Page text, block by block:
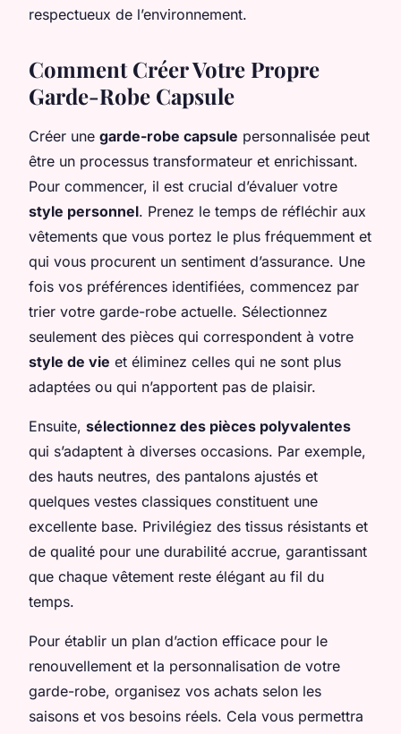
respectueux de l’environnement.
Comment Créer Votre Propre
Garde-Robe Capsule
Créer une garde-robe capsule personnalisée peut
être un processus transformateur et enrichissant.
Pour commencer, il est crucial d’évaluer votre
style personnel. Prenez le temps de réfléchir aux
vêtements que vous portez le plus fréquemment et
qui vous procurent un sentiment d’assurance. Une
fois vos préférences identifiées, commencez par
trier votre garde-robe actuelle. Sélectionnez
seulement des pièces qui correspondent à votre
style de vie et éliminez celles qui ne sont plus
adaptées ou qui n’apportent pas de plaisir.
Ensuite, sélectionnez des pièces polyvalentes
qui s’adaptent à diverses occasions. Par exemple,
des hauts neutres, des pantalons ajustés et
quelques vestes classiques constituent une
excellente base. Privilégiez des tissus résistants et
de qualité pour une durabilité accrue, garantissant
que chaque vêtement reste élégant au fil du
temps.
Pour établir un plan d’action efficace pour le
renouvellement et la personnalisation de votre
garde-robe, organisez vos achats selon les
saisons et vos besoins réels. Cela vous permettra